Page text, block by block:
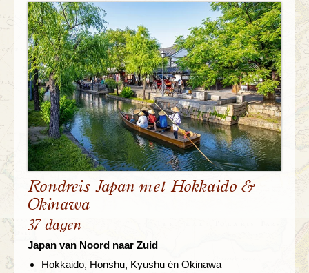
Rondreis Japan met Hokkaido &
Okinawa
37 dagen
Japan van Noord naar Zuid
Hokkaido, Honshu, Kyushu én Okinawa